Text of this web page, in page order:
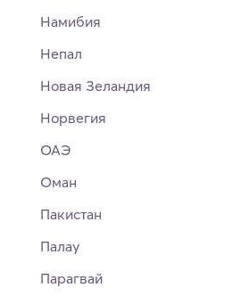
Намибия
Непал
Новая Зеландия
Норвегия
ОАЭ
Оман
Пакистан
Палау
Парагвай